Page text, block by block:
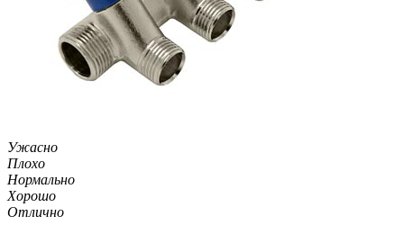
Ужасно
Плохо
Нормально
Хорошо
Отлично